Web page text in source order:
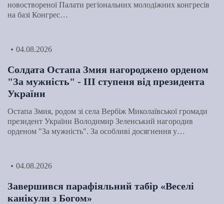
новоствореної Палати регіональних молодіжних конгресів
на базі Конгрес…
04.08.2026
Солдата Остапа Змия нагороджено орденом
"За мужність" - ІІІ ступеня від президента
України
Остапа Змия, родом зі села Вербіж Миколаївської громади
президент України Володимир Зеленський нагородив
орденом "За мужність". За особливі досягнення у…
04.08.2026
Завершився парафіяльний табір «Веселі
канікули з Богом»